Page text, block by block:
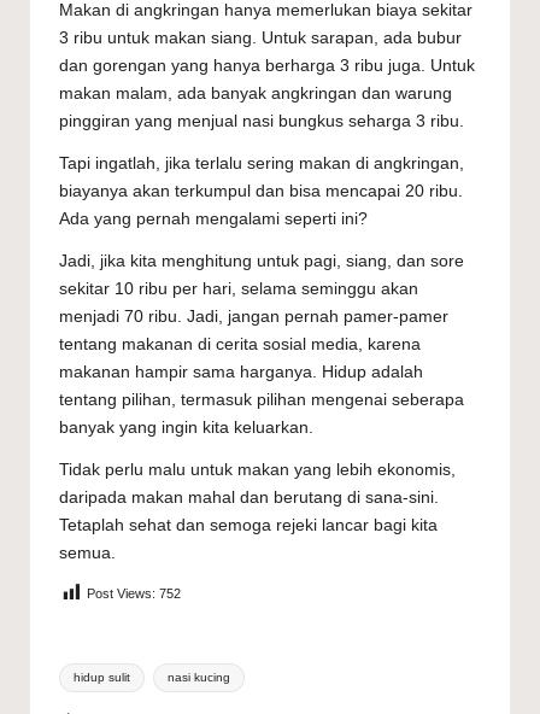
Makan di angkringan hanya memerlukan biaya sekitar
3 ribu untuk makan siang. Untuk sarapan, ada bubur
dan gorengan yang hanya berharga 3 ribu juga. Untuk
makan malam, ada banyak angkringan dan warung
pinggiran yang menjual nasi bungkus seharga 3 ribu.
Tapi ingatlah, jika terlalu sering makan di angkringan,
biayanya akan terkumpul dan bisa mencapai 20 ribu.
Ada yang pernah mengalami seperti ini?
Jadi, jika kita menghitung untuk pagi, siang, dan sore
sekitar 10 ribu per hari, selama seminggu akan
menjadi 70 ribu. Jadi, jangan pernah pamer-pamer
tentang makanan di cerita sosial media, karena
makanan hampir sama harganya. Hidup adalah
tentang pilihan, termasuk pilihan mengenai seberapa
banyak yang ingin kita keluarkan.
Tidak perlu malu untuk makan yang lebih ekonomis,
daripada makan mahal dan berutang di sana-sini.
Tetaplah sehat dan semoga rejeki lancar bagi kita
semua.
Post Views: 752
Tags:
hidup sulit nasi kucing